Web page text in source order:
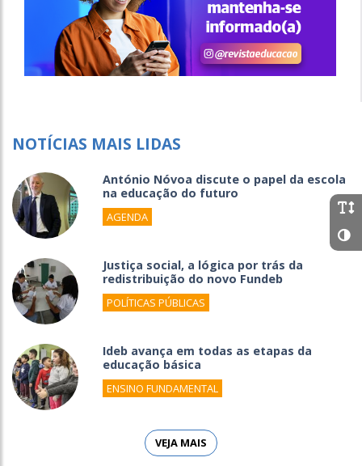
NOTÍCIAS MAIS LIDAS
António Nóvoa discute o papel da escola
na educação do futuro
AGENDA
Justiça social, a lógica por trás da
redistribuição do novo Fundeb
POLÍTICAS PÚBLICAS
Ideb avança em todas as etapas da
educação básica
ENSINO FUNDAMENTAL
VEJA MAIS